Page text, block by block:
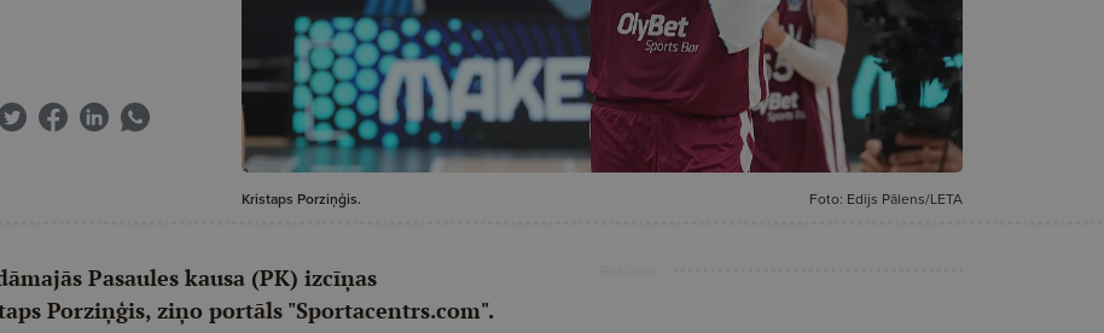
Kristaps Porziņģis.
Foto: Edijs Pālens/LETA
Pasaules kausa (PK) izcīņas
Porziņģis, ziņo portāls "Sportacentrs.com".